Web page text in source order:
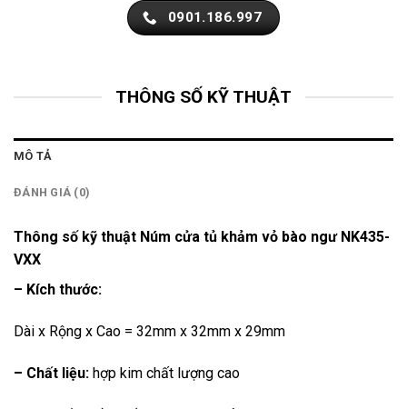
0901.186.997
THÔNG SỐ KỸ THUẬT
MÔ TẢ
ĐÁNH GIÁ (0)
Thông số kỹ thuật Núm cửa tủ khảm vỏ bào ngư NK435-
VXX
– Kích thước:
Dài x Rộng x Cao = 32mm x 32mm x 29mm
– Chất liệu: hợp kim chất lượng cao